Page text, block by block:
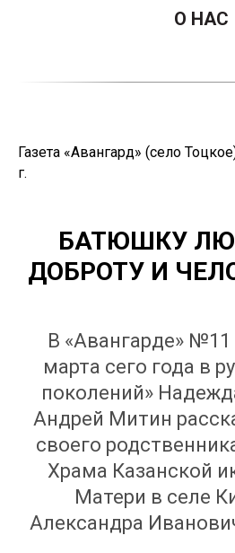
О НАС
Газета «Авангард» (село
г.
БАТЮШКУ
ДОБРОТУ И
В «Авангарде» №11
марта сего года в
поколений»
Андрей Митин
своего
Храма Казанской
Матери в селе
Александра